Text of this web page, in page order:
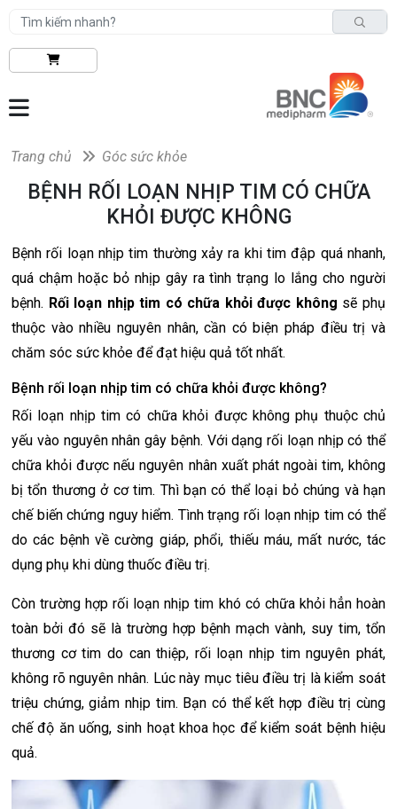
Trang chủ Góc sức khỏe
BỆNH RỐI LOẠN NHỊP TIM CÓ CHỮA
KHỎI ĐƯỢC KHÔNG
Bệnh rối loạn nhịp tim thường xảy ra khi tim đập quá nhanh,
quá chậm hoặc bỏ nhịp gây ra tình trạng lo lắng cho người
bệnh. Rối loạn nhịp tim có chữa khỏi được không sẽ phụ
thuộc vào nhiều nguyên nhân, cần có biện pháp điều trị và
chăm sóc sức khỏe để đạt hiệu quả tốt nhất.
Bệnh rối loạn nhịp tim có chữa khỏi được không?
Rối loạn nhịp tim có chữa khỏi được không phụ thuộc chủ
yếu vào nguyên nhân gây bệnh. Với dạng rối loạn nhịp có thể
chữa khỏi được nếu nguyên nhân xuất phát ngoài tim, không
bị tổn thương ở cơ tim. Thì bạn có thể loại bỏ chúng và hạn
chế biến chứng nguy hiểm. Tình trạng rối loạn nhịp tim có thể
do các bệnh về cường giáp, phổi, thiếu máu, mất nước, tác
dụng phụ khi dùng thuốc điều trị.
Còn trường hợp rối loạn nhịp tim khó có chữa khỏi hẳn hoàn
toàn bởi đó sẽ là trường hợp bệnh mạch vành, suy tim, tổn
thương cơ tim do can thiệp, rối loạn nhịp tim nguyên phát,
không rõ nguyên nhân. Lúc này mục tiêu điều trị là kiểm soát
triệu chứng, giảm nhịp tim. Bạn có thể kết hợp điều trị cùng
chế độ ăn uống, sinh hoạt khoa học để kiểm soát bệnh hiệu
quả.